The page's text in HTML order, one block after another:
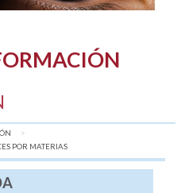
POR MATERIAS